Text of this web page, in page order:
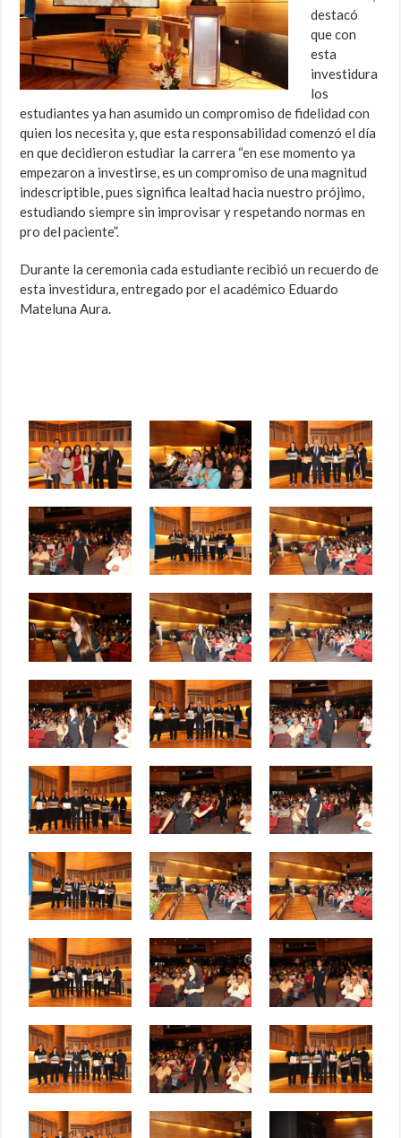
destacó
que con
esta
investidura
los
estudiantes ya han asumido un compromiso de fidelidad con
quien los necesita y, que esta responsabilidad comenzó el día
en que decidieron estudiar la carrera “en ese momento ya
empezaron a investirse, es un compromiso de una magnitud
indescriptible, pues significa lealtad hacia nuestro prójimo,
estudiando siempre sin improvisar y respetando normas en
pro del paciente”.
Durante la ceremonia cada estudiante recibió un recuerdo de
esta investidura, entregado por el académico Eduardo
Mateluna Aura.